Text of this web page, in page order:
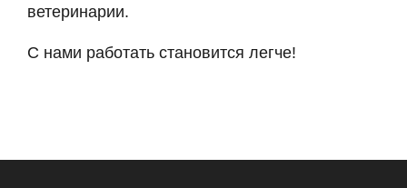
ветеринарии.
С нами работать становится легче!